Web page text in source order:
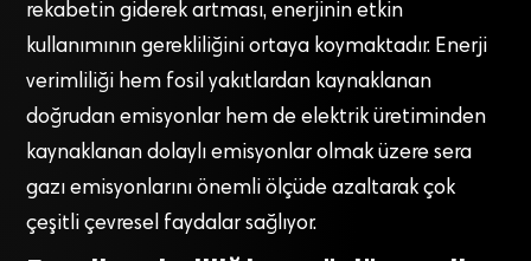
rekabetin giderek artması, enerjinin etkin
kullanımının gerekliliğini ortaya koymaktadır. Enerji
verimliliği hem fosil yakıtlardan kaynaklanan
doğrudan emisyonlar hem de elektrik üretiminden
kaynaklanan dolaylı emisyonlar olmak üzere sera
gazı emisyonlarını önemli ölçüde azaltarak çok
çeşitli çevresel faydalar sağlıyor.